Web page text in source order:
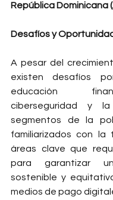
República Dominicana
Desafíos y
A pesar del
existen desafíos
educación
ciberseguridad y
segmentos de la
familiarizados con la
áreas clave que
para garantizar
sostenible y
medios de pago